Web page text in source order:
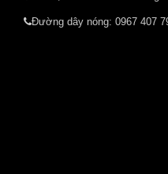
Đường dây nóng: 0967 407